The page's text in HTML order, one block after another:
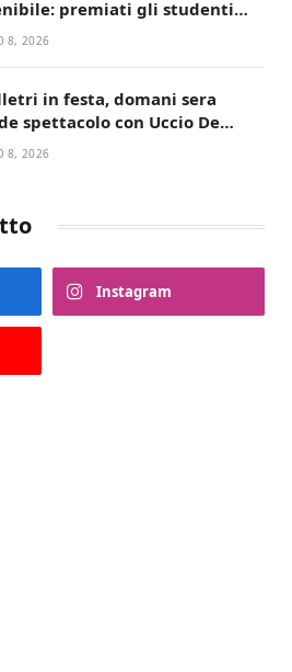
premiati gli studenti
del bando “La strada
8, 2026
in festa, domani sera
spettacolo con Uccio De
8, 2026
Instagram